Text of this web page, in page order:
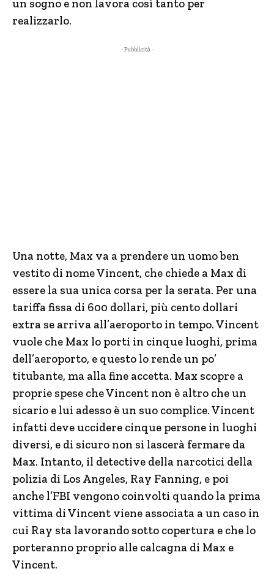
un sogno e non lavora così tanto per
realizzarlo.
- Pubblicità -
Una notte, Max va a prendere un uomo ben
vestito di nome Vincent, che chiede a Max di
essere la sua unica corsa per la serata. Per una
tariffa fissa di 600 dollari, più cento dollari
extra se arriva all’aeroporto in tempo. Vincent
vuole che Max lo porti in cinque luoghi, prima
dell’aeroporto, e questo lo rende un po’
titubante, ma alla fine accetta. Max scopre a
proprie spese che Vincent non è altro che un
sicario e lui adesso è un suo complice. Vincent
infatti deve uccidere cinque persone in luoghi
diversi, e di sicuro non si lascerà fermare da
Max. Intanto, il detective della narcotici della
polizia di Los Angeles, Ray Fanning, e poi
anche l’FBI vengono coinvolti quando la prima
vittima di Vincent viene associata a un caso in
cui Ray sta lavorando sotto copertura e che lo
porteranno proprio alle calcagna di Max e
Vincent.